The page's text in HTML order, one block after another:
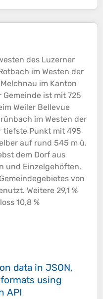
des Luzerner
im Westen der
im Kanton
ist mit 725
Weiler Bellevue
im Westen der
tiefste Punkt mit 495
auf rund 545 m ü.
dem Dorf aus
und Einzelgehöften.
von
Weitere 29,1 %
10,8 %
data in JSON,
formats using
API